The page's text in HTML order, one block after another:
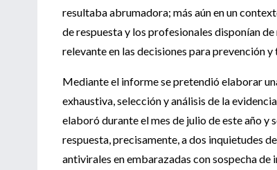
resultaba abrumadora; más aún en un
de respuesta y los profesionales disponían
relevante en las decisiones para prevención
Mediante el informe se pretendió elaborar
exhaustiva, selección y análisis de la
elaboró durante el mes de julio de este año
respuesta, precisamente, a dos inquietudes
antivirales en embarazadas con sospecha